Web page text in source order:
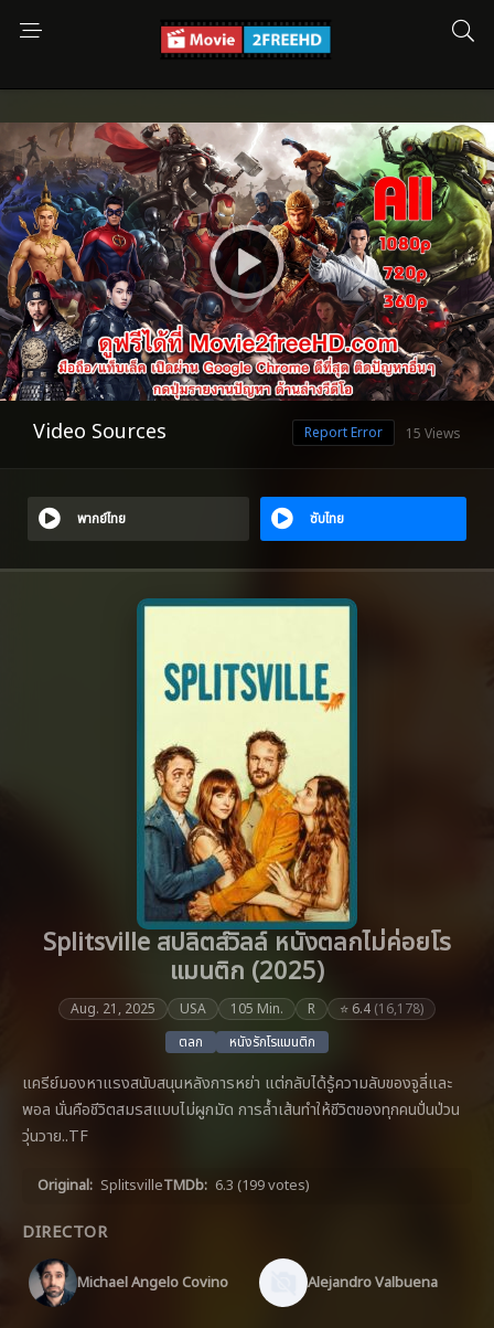
Video Sources 15 Views
Report Error
พากย์ไทย ซับไทย
Splitsville สปลิตส์วิลล์ หนังตลกไม่ค่อยโร
แมนติก (2025)
Aug. 21, 2025 USA 105 Min. R ⭐ 6.4 (16,178)
ตลก
หนังรักโรแมนติก
แครีย์มองหาแรงสนับสนุนหลังการหย่า แต่กลับได้รู้ความลับของจูลี่และ
พอล นั่นคือชีวิตสมรสแบบไม่ผูกมัด การล้ำเส้นทำให้ชีวิตของทุกคนปั่นป่วน
วุ่นวาย..TF
Original: SplitsvilleTMDb: 6.3 (199 votes)
DIRECTOR
Michael Angelo Covino Alejandro Valbuena